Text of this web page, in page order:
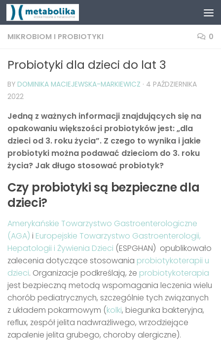
MIKROBIOM I PROBIOTYKI 0
Probiotyki dla dzieci do lat 3
BY DOMINIKA MACIEJEWSKA-MARKIEWICZ · 4 PAŹDZIERNIKA
2022
Jedną z ważnych informacji znajdujących się na
opakowaniu większości probiotyków jest: „dla
dzieci od 3. roku życia”. Z czego to wynika i jakie
probiotyki można podawać dzieciom do 3. roku
życia? Jak długo stosować probiotyk?
Czy probiotyki są bezpieczne dla
dzieci?
Amerykańskie Towarzystwo Gastroenterologiczne
(AGA) i Europejskie Towarzystwo Gastroenterologii,
Hepatologii i Żywienia Dzieci (ESPGHAN) opublikowało
zalecenia dotyczące stosowania probiotykoterapii u
dzieci. Organizacje podkreślają, że probiotykoterapia
jest bezpieczną metodą wspomagania leczenia wielu
chorób pediatrycznych, szczególnie tych związanych
z układem pokarmowym (kolki, biegunka bakteryjna,
reflux, zespół jelita nadwrażliwego, wrzodziejące
zapalenie jelita grubego, choroby alergiczne).